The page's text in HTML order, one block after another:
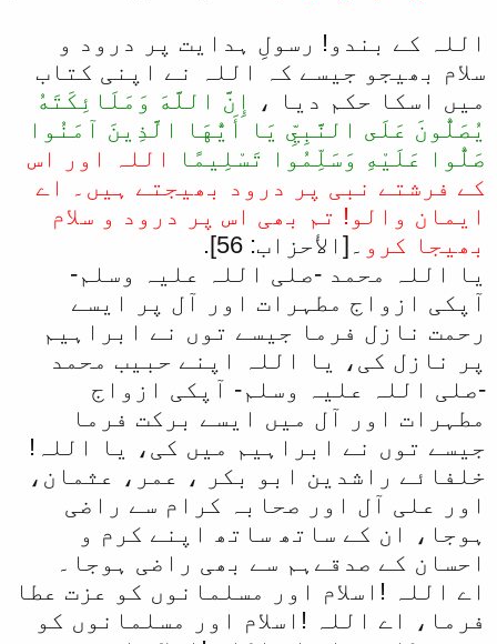
اللہ کے بندو! رسولِ ہدایت پر درود و
سلام بھیجو جیسے کہ اللہ نے اپنی کتاب
میں اسکا حکم دیا ،
إِنَّ اللَّهَ وَمَلَائِكَتَهُ
يُصَلُّونَ عَلَى النَّبِيِّ يَا أَيُّهَا الَّذِينَ آمَنُوا
صَلُّوا عَلَيْهِ وَسَلِّمُوا تَسْلِيمًا
اللہ اور اس
کے فرشتے نبی پر درود بھیجتے ہیں۔ اے
ایمان والو! تم بھی اس پر درود و سلام
بھیجا کرو ۔[الأحزاب: 56].
یا اللہ محمد -صلی اللہ علیہ وسلم-
آپکی ازواج مطہرات اور آل پر ایسے
رحمت نازل فرما جیسے توں نے ابراہیم
پر نازل کی، یا اللہ اپنے حبیب محمد
-صلی اللہ علیہ وسلم- آپکی ازواج
مطہرات اور آل میں ایسے برکت فرما
جیسے توں نے ابراہیم میں کی، یا اللہ!
خلفائے راشدین ابو بکر ، عمر، عثمان،
اور علی آل اور صحابہ کرام سے راضی
ہوجا، ان کے ساتھ ساتھ اپنے کرم و
احسان کے صدقےہم سے بھی راضی ہوجا۔
اے اللہ !اسلام اور مسلمانوں کو عزت عطا
فرما، اے اللہ !اسلام اور مسلمانوں کو